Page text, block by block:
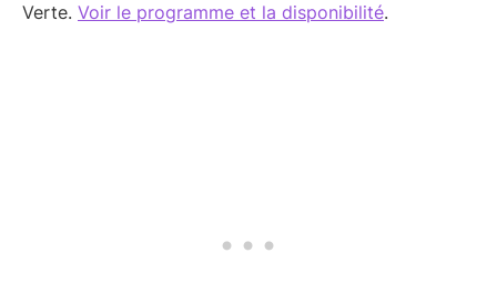
Verte. Voir le programme et la disponibilité.